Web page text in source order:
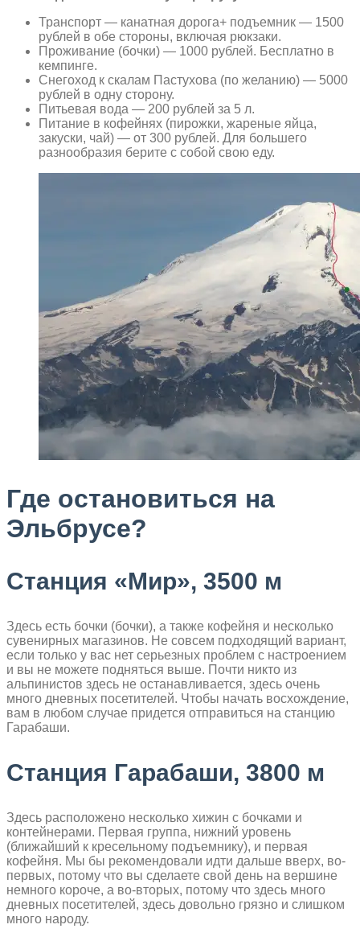
Транспорт — канатная дорога+ подъемник — 1500
рублей в обе стороны, включая рюкзаки.
Проживание (бочки) — 1000 рублей. Бесплатно в
кемпинге.
Снегоход к скалам Пастухова (по желанию) — 5000
рублей в одну сторону.
Питьевая вода — 200 рублей за 5 л.
Питание в кофейнях (пирожки, жареные яйца,
закуски, чай) — от 300 рублей. Для большего
разнообразия берите с собой свою еду.
Где остановиться на
Эльбрусе?
Станция «Мир», 3500 м
Здесь есть бочки (бочки), а также кофейня и несколько
сувенирных магазинов. Не совсем подходящий вариант,
если только у вас нет серьезных проблем с настроением
и вы не можете подняться выше. Почти никто из
альпинистов здесь не останавливается, здесь очень
много дневных посетителей. Чтобы начать восхождение,
вам в любом случае придется отправиться на станцию
Гарабаши.
Станция Гарабаши, 3800 м
Здесь расположено несколько хижин с бочками и
контейнерами. Первая группа, нижний уровень
(ближайший к кресельному подъемнику), и первая
кофейня. Мы бы рекомендовали идти дальше вверх, во-
первых, потому что вы сделаете свой день на вершине
немного короче, а во-вторых, потому что здесь много
дневных посетителей, здесь довольно грязно и слишком
много народу.